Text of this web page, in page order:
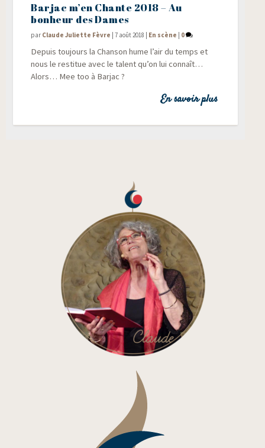
Barjac m’en Chante 2018 – Au
bonheur des Dames
par Claude Juliette Fèvre |7 août 2018 | En scène | 0
Depuis tou­jours la Chan­son hume l’air du temps et
nous le res­ti­tue avec le talent qu’on lui connaît…
Alors… Mee too à Barjac ?
En savoir plus